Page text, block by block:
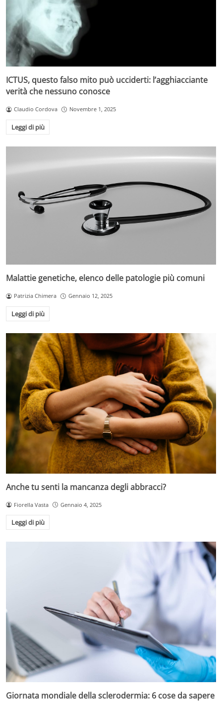
ICTUS, questo falso mito può ucciderti: l’agghiacciante
verità che nessuno conosce
Claudio Cordova Novembre 1, 2025
Leggi di più
Malattie genetiche, elenco delle patologie più comuni
Patrizia Chimera Gennaio 12, 2025
Leggi di più
Anche tu senti la mancanza degli abbracci?
Fiorella Vasta Gennaio 4, 2025
Leggi di più
Giornata mondiale della sclerodermia: 6 cose da sapere